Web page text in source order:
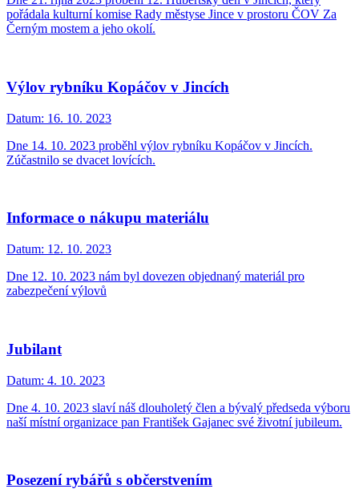
pořádala kulturní komise Rady městyse Jince v prostoru ČOV Za
Černým mostem a jeho okolí.
Výlov rybníku Kopáčov v Jincích
Datum: 16. 10. 2023
Dne 14. 10. 2023 proběhl výlov rybníku Kopáčov v Jincích.
Zúčastnilo se dvacet lovících.
Informace o nákupu materiálu
Datum: 12. 10. 2023
Dne 12. 10. 2023 nám byl dovezen objednaný materiál pro
zabezpečení výlovů
Jubilant
Datum: 4. 10. 2023
Dne 4. 10. 2023 slaví náš dlouholetý člen a bývalý předseda výboru
naší místní organizace pan František Gajanec své životní jubileum.
Posezení rybářů s občerstvením